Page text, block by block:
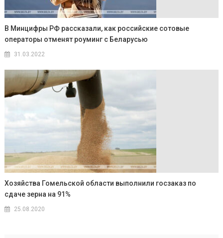
В Минцифры РФ рассказали, как российские сотовые
операторы отменят роуминг с Беларусью
31.03.2022
Хозяйства Гомельской области выполнили госзаказ по
сдаче зерна на 91%
25.08.2020